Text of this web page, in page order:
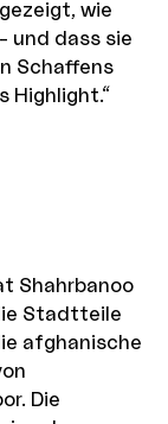
wie
und dass sie
Schaffens
Highlight.“
Shahrbanoo
Stadtteile
afghanische
Die